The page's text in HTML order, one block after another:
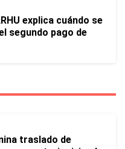
explica cuándo se
segundo pago de
traslado de